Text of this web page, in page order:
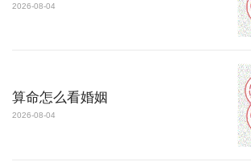
2026-08-04
算命怎么看婚姻
2026-08-04